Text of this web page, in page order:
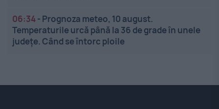
06:34- Prognoza meteo, 10 august.
Temperaturile urcă până la 36 de grade în unele
județe. Când se întorc ploile